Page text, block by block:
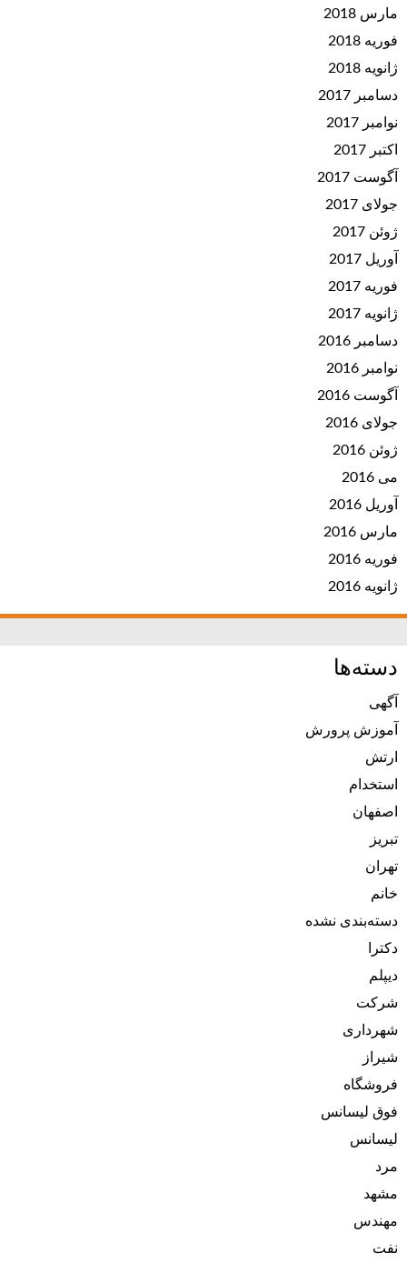
مارس 2018
فوریه 2018
ژانویه 2018
دسامبر 2017
نوامبر 2017
اکتبر 2017
آگوست 2017
جولای 2017
ژوئن 2017
آوریل 2017
فوریه 2017
ژانویه 2017
دسامبر 2016
نوامبر 2016
آگوست 2016
جولای 2016
ژوئن 2016
می 2016
آوریل 2016
مارس 2016
فوریه 2016
ژانویه 2016
دسته‌ها
آگهی
آموزش پرورش
ارتش
استخدام
اصفهان
تبریز
تهران
خانم
دسته‌بندی نشده
دکترا
دیپلم
شرکت
شهرداری
شیراز
فروشگاه
فوق لیسانس
لیسانس
مرد
مشهد
مهندس
نفت